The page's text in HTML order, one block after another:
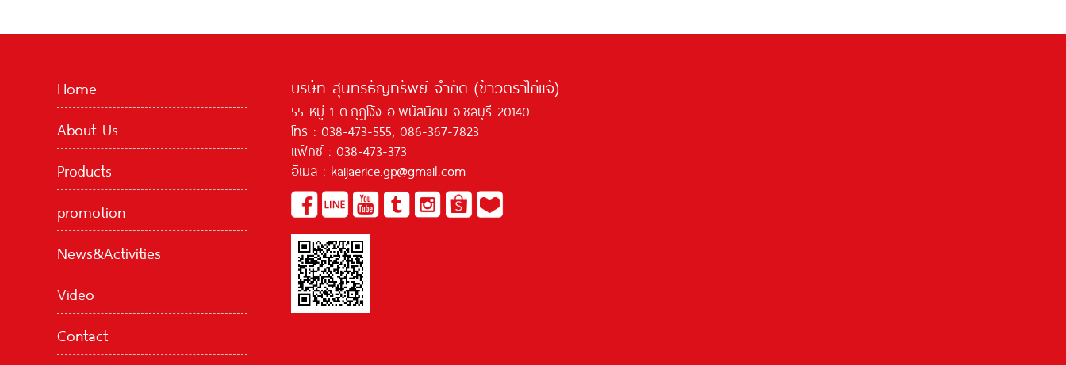
Home
About Us
Products
promotion
News&Activities
Video
Contact
บริษัท สุนทรธัญทรัพย์ จำกัด (ข้าวตราไก่แจ้)
55 หมู่ 1 ต.กุฏโง้ง อ.พนัสนิคม จ.ชลบุรี 20140
โทร : 038-473-555, 086-367-7823
แฟ๊กซ์ : 038-473-373
อีเมล : kaijaerice.gp@gmail.com